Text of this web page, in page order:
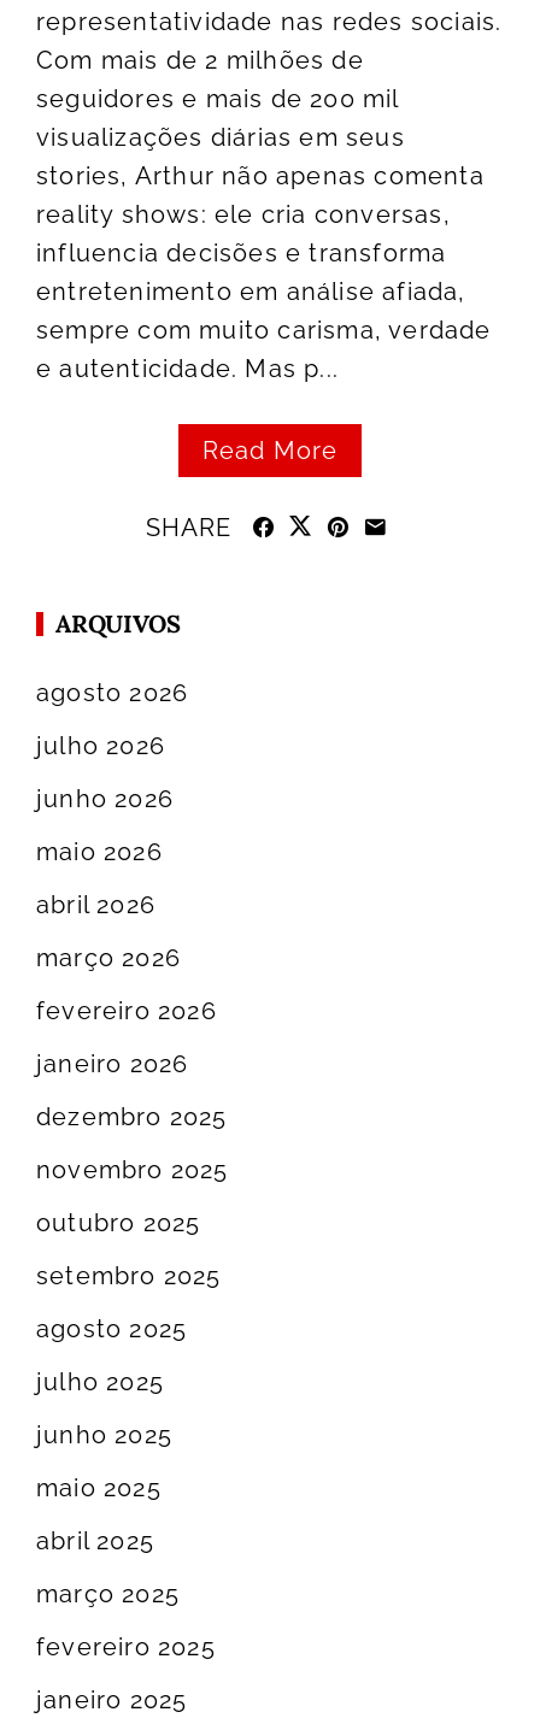
representatividade nas redes sociais.
Com mais de 2 milhões de
seguidores e mais de 200 mil
visualizações diárias em seus
stories, Arthur não apenas comenta
reality shows: ele cria conversas,
influencia decisões e transforma
entretenimento em análise afiada,
sempre com muito carisma, verdade
e autenticidade. Mas p...
Read More
SHARE
ARQUIVOS
agosto 2026
julho 2026
junho 2026
maio 2026
abril 2026
março 2026
fevereiro 2026
janeiro 2026
dezembro 2025
novembro 2025
outubro 2025
setembro 2025
agosto 2025
julho 2025
junho 2025
maio 2025
abril 2025
março 2025
fevereiro 2025
janeiro 2025